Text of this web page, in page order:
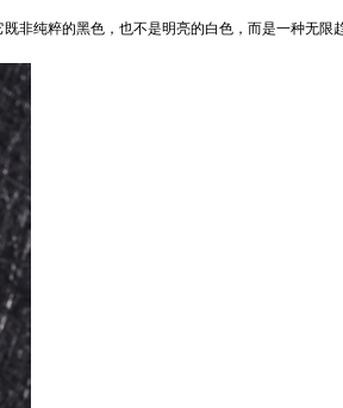
非纯粹的黑色，也不是明亮的白色，而是一种无限